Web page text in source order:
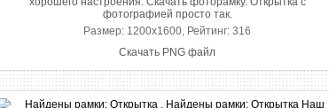
фотографией просто так.
Размер: 1200x1600, Рейтинг: 316
Скачать PNG файл